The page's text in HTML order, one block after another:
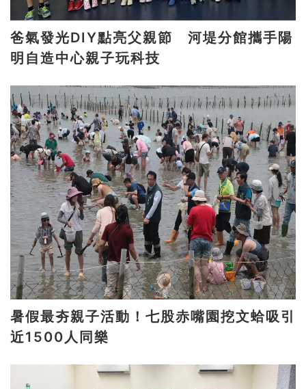
爸氣發光DIY點亮父親節 河堤分館攜手陽
明自造中心親子玩科技
暑假最夯親子活動！七股赤嘴園挖文蛤吸引
近1500人同樂